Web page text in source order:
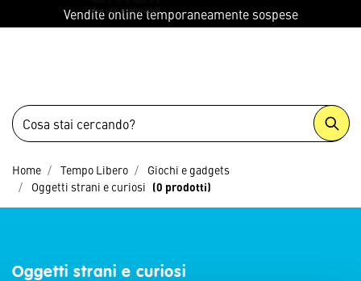
Vendite online temporaneamente sospese
Home Tempo Libero
Giochi e gadgets
Oggetti strani e curiosi (0 prodotti)
Oggetti strani e curiosi